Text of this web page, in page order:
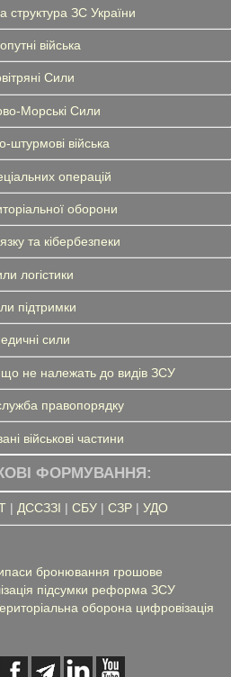
структура ЗС України
війська
Сили
Морські Сили
штурмові війська
операцій
оборони
та кібербезпеки
логістики
підтримки
сили
не належать до видів ЗСУ
правопорядку
військові частини
ФОРМУВАННЯ:
| ДССЗЗІ | СБУ| СЗР| УДО
бронювання грошове
підсумки реформа ЗСУ
оборона цифровізація